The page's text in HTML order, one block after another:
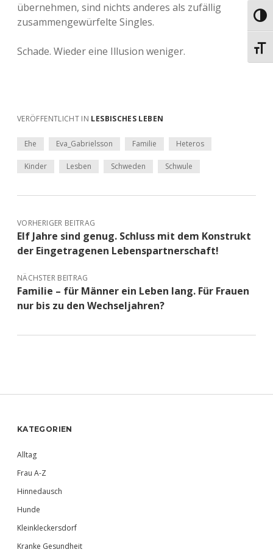
übernehmen, sind nichts anderes als zufällig
zusammengewürfelte Singles.
Schade. Wieder eine Illusion weniger.
VERÖFFENTLICHT IN LESBISCHES LEBEN
Ehe Eva_Gabrielsson Familie Heteros
Kinder Lesben Schweden Schwule
VORHERIGER BEITRAG
Elf Jahre sind genug. Schluss mit dem Konstrukt
der Eingetragenen Lebenspartnerschaft!
NÄCHSTER BEITRAG
Familie – für Männer ein Leben lang. Für Frauen
nur bis zu den Wechseljahren?
Sidebar
KATEGORIEN
Alltag
Frau A-Z
Hinnedausch
Hunde
Kleinkleckersdorf
Kranke Gesundheit